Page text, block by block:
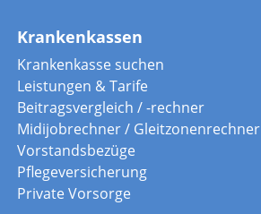
Krankenkassen
Krankenkasse suchen
Leistungen & Tarife
Beitragsvergleich / -rechner
Midijobrechner / Gleitzonenrechner
Vorstandsbezüge
Pflegeversicherung
Private Vorsorge